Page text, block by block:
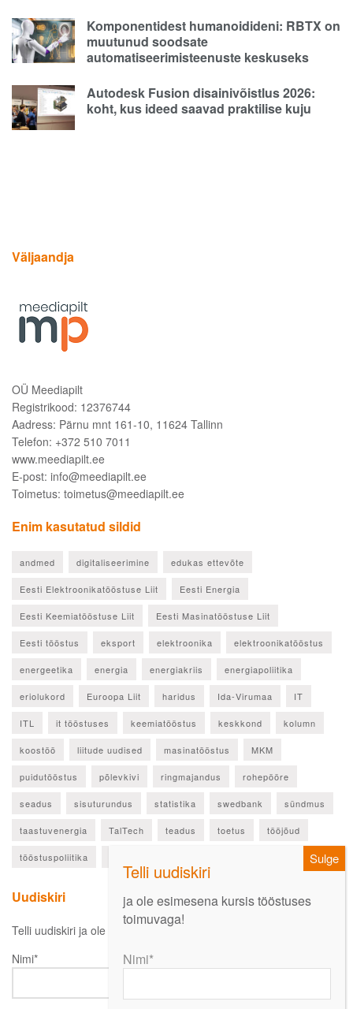
Komponentidest humanoidideni: RBTX on
muutunud soodsate
automatiseerimisteenuste keskuseks
Autodesk Fusion disainivõistlus 2026:
koht, kus ideed saavad praktilise kuju
Väljaandja
OÜ Meediapilt
Registrikood: 12376744
Aadress: Pärnu mnt 161-10, 11624 Tallinn
Telefon: +372 510 7011
www.meediapilt.ee
E-post: info@meediapilt.ee
Toimetus: toimetus@meediapilt.ee
Enim kasutatud sildid
andmed digitaliseerimine edukas ettevõte
Eesti Elektroonikatööstuse Liit Eesti Energia
Eesti Keemiatööstuse Liit Eesti Masinatööstuse Liit
Eesti tööstus eksport elektroonika elektroonikatööstus
energeetika energia energiakriis energiapoliitika
eriolukord Euroopa Liit haridus Ida-Virumaa IT
ITL it tööstuses keemiatööstus keskkond kolumn
koostöö liitude uudised masinatööstus MKM
puidutööstus põlevkivi ringmajandus rohepööre
seadus sisuturundus statistika swedbank sündmus
taastuvenergia TalTech teadus toetus tööjõud
tööstuspoliitika
Uudiskiri
Telli uudiskiri ja ole esimesena kursis oluliste uudistega!
Nimi*
ja ole esimesena kursis tööstuses
toimuvaga!
Nimi*